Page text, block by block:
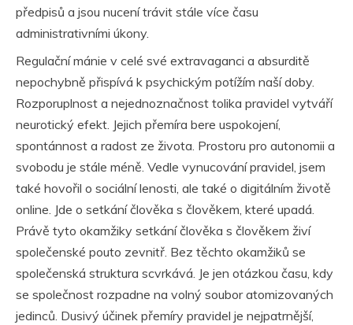
předpisů a jsou nucení trávit stále více času
administrativními úkony.
Regulační mánie v celé své extravaganci a absurditě
nepochybně přispívá k psychickým potížím naší doby.
Rozporuplnost a nejednoznačnost tolika pravidel vytváří
neurotický efekt. Jejich přemíra bere uspokojení,
spontánnost a radost ze života. Prostoru pro autonomii a
svobodu je stále méně. Vedle vynucování pravidel, jsem
také hovořil o sociální lenosti, ale také o digitálním životě
online. Jde o setkání člověka s člověkem, které upadá.
Právě tyto okamžiky setkání člověka s člověkem živí
společenské pouto zevnitř. Bez těchto okamžiků se
společenská struktura scvrkává. Je jen otázkou času, kdy
se společnost rozpadne na volný soubor atomizovaných
jedinců. Dusivý účinek přemíry pravidel je nejpatrnější,